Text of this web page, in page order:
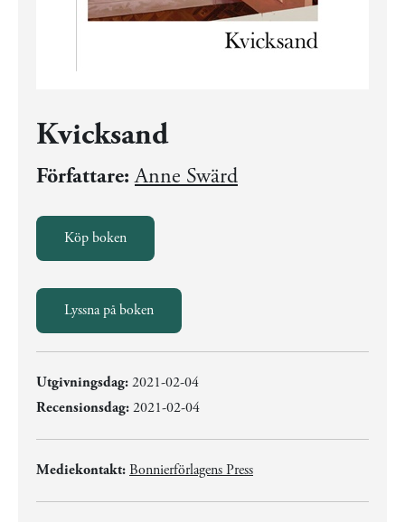
Kvicksand
Författare: Anne Swärd
Köp boken
Lyssna på boken
Utgivningsdag:2021-02-04
Recensionsdag:2021-02-04
Mediekontakt: Bonnierförlagens Press